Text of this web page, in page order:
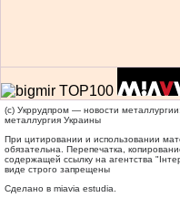
(c) Укррудпром — новости
металлургия Украины
При цитировании и использовании
обязательна. Перепечатка,
содержащей ссылку на агентства
виде строго запрещены
Сделано в miavia estudia.